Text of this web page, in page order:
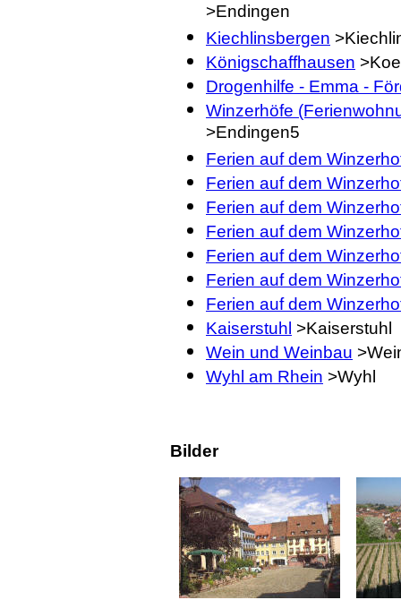
>Endingen
Kiechlinsbergen
Königschaffhausen
Drogenhilfe - Emma -
Winzerhöfe
>Endingen5
Ferien auf dem
Ferien auf dem
Ferien auf dem
Ferien auf dem
Ferien auf dem
Ferien auf dem
Ferien auf dem
Kaiserstuhl >Kaiserstuhl
Wein und Weinbau
Wyhl am Rhein >Wyhl
Bilder